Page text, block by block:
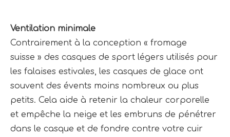
Ventilation minimale
Contrairement à la conception « fromage
suisse » des casques de sport légers utilisés pour
les falaises estivales, les casques de glace ont
souvent des évents moins nombreux ou plus
petits. Cela aide à retenir la chaleur corporelle
et empêche la neige et les embruns de pénétrer
dans le casque et de fondre contre votre cuir